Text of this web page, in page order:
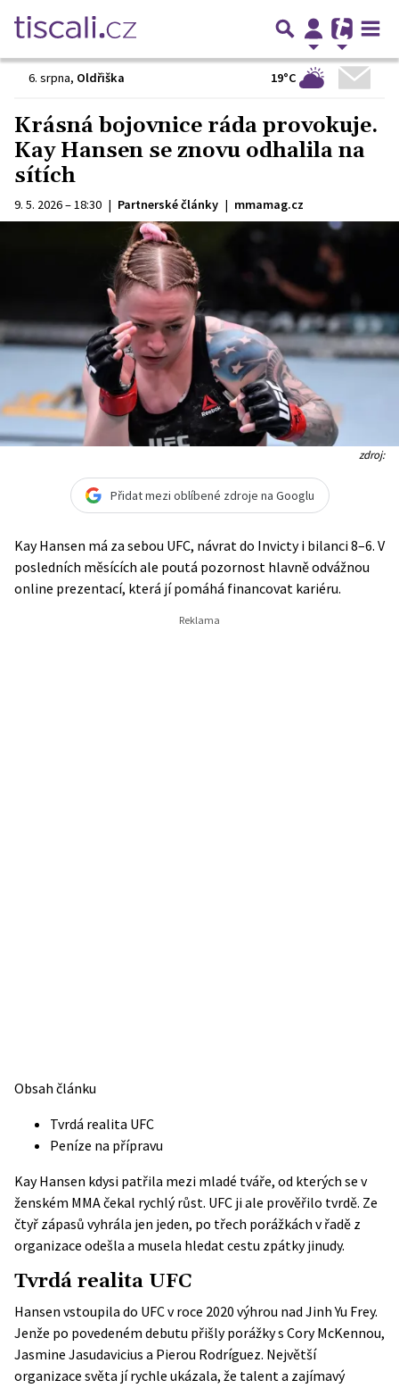
6. srpna, Oldřiška 19°C
Krásná bojovnice ráda provokuje.
Kay Hansen se znovu odhalila na
sítích
9. 5. 2026 – 18:30 | Partnerské články | mmamag.cz
zdroj:
Přidat mezi oblíbené zdroje na Googlu
Kay Hansen má za sebou UFC, návrat do Invicty i bilanci 8–6. V
posledních měsících ale poutá pozornost hlavně odvážnou
online prezentací, která jí pomáhá financovat kariéru.
Obsah článku
Tvrdá realita UFC
Peníze na přípravu
Kay Hansen kdysi patřila mezi mladé tváře, od kterých se v
ženském MMA čekal rychlý růst. UFC ji ale prověřilo tvrdě. Ze
čtyř zápasů vyhrála jen jeden, po třech porážkách v řadě z
organizace odešla a musela hledat cestu zpátky jinudy.
Tvrdá realita UFC
Hansen vstoupila do UFC v roce 2020 výhrou nad Jinh Yu Frey.
Jenže po povedeném debutu přišly porážky s Cory McKennou,
Jasmine Jasudavicius a Pierou Rodríguez. Největší
organizace světa jí rychle ukázala, že talent a zajímavý